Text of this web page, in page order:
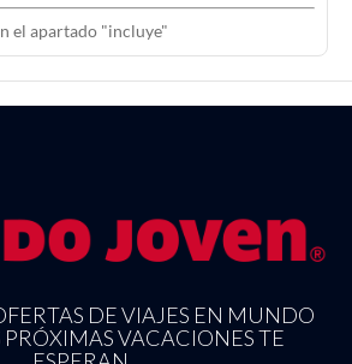
el apartado "incluye"
DE VIAJES EN MUNDO
PRÓXIMAS VACACIONES TE